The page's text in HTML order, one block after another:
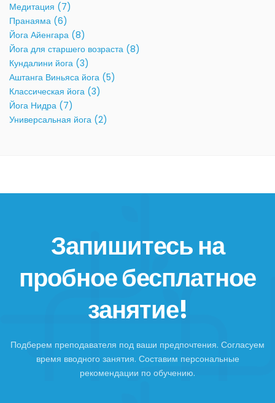
Медитация (7)
Пранаяма (6)
Йога Айенгара (8)
Йога для старшего возраста (8)
Кундалини йога (3)
Аштанга Виньяса йога (5)
Классическая йога (3)
Йога Нидра (7)
Универсальная йога (2)
Запишитесь на
пробное бесплатное
занятие!
Подберем преподавателя под ваши предпочтения. Согласуем
время вводного занятия. Составим персональные
рекомендации по обучению.